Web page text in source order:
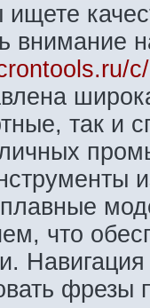
внимание
так и
что
фрезы